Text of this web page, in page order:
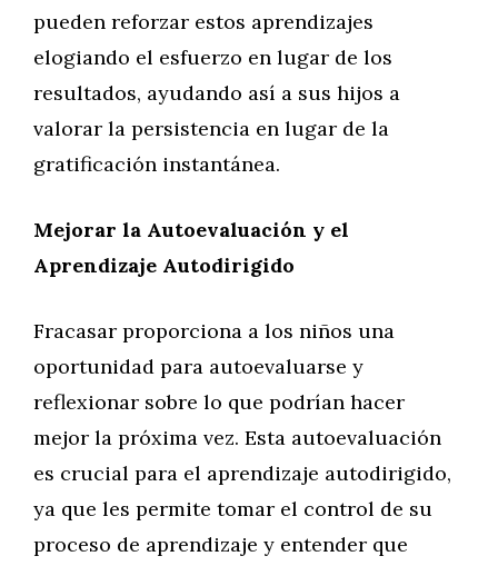
pueden reforzar estos aprendizajes
elogiando el esfuerzo en lugar de los
resultados, ayudando así a sus hijos a
valorar la persistencia en lugar de la
gratificación instantánea.
Mejorar la Autoevaluación y el
Aprendizaje Autodirigido
Fracasar proporciona a los niños una
oportunidad para autoevaluarse y
reflexionar sobre lo que podrían hacer
mejor la próxima vez. Esta autoevaluación
es crucial para el aprendizaje autodirigido,
ya que les permite tomar el control de su
proceso de aprendizaje y entender que